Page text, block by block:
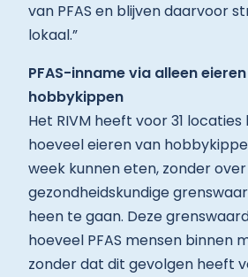
van PFAS en blijven daarvoor
lokaal.”
PFAS-inname via alleen
hobbykippen
Het RIVM heeft voor 31
hoeveel eieren van
week kunnen eten, zonder
gezondheidskundige
heen te gaan. Deze
hoeveel PFAS mensen binnen
zonder dat dit gevolgen heeft